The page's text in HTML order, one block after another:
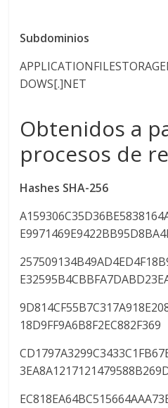
Subdominios
DOWS[.]NET
Obtenidos a
procesos de
Hashes SHA-256
18D9FF9A6B8F2EC882F369